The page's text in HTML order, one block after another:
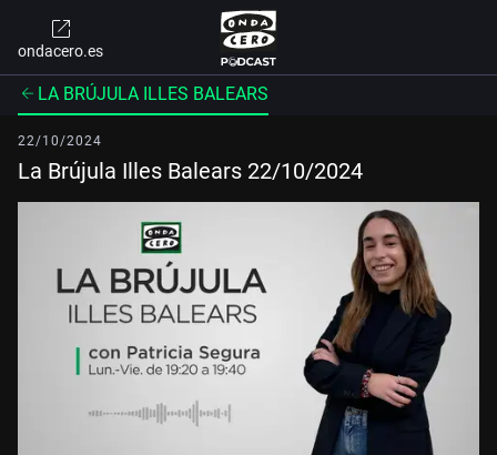
ondacero.es
LA BRÚJULA ILLES BALEARS
22/10/2024
La Brújula Illes Balears 22/10/2024